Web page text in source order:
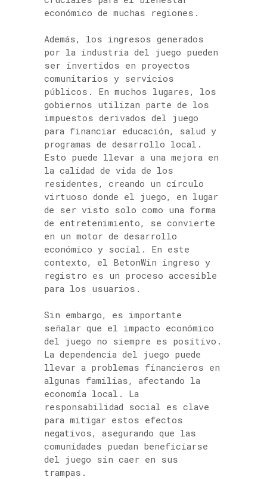
económico de muchas regiones.
Además, los ingresos generados
por la industria del juego pueden
ser invertidos en proyectos
comunitarios y servicios
públicos. En muchos lugares, los
gobiernos utilizan parte de los
impuestos derivados del juego
para financiar educación, salud y
programas de desarrollo local.
Esto puede llevar a una mejora en
la calidad de vida de los
residentes, creando un círculo
virtuoso donde el juego, en lugar
de ser visto solo como una forma
de entretenimiento, se convierte
en un motor de desarrollo
económico y social. En este
contexto, el BetonWin ingreso y
registro es un proceso accesible
para los usuarios.
Sin embargo, es importante
señalar que el impacto económico
del juego no siempre es positivo.
La dependencia del juego puede
llevar a problemas financieros en
algunas familias, afectando la
economía local. La
responsabilidad social es clave
para mitigar estos efectos
negativos, asegurando que las
comunidades puedan beneficiarse
del juego sin caer en sus
trampas.